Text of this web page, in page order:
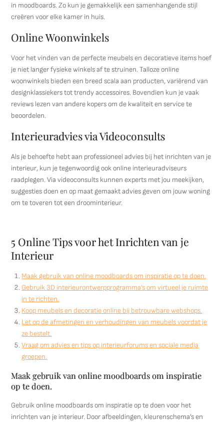
in moodboards. Zo kun je gemakkelijk een samenhangende stijl
creëren voor elke kamer in huis.
Online Woonwinkels
Voor het vinden van de perfecte meubels en decoratieve items hoef
je niet langer fysieke winkels af te struinen. Talloze online
woonwinkels bieden een breed scala aan producten, variërend van
designklassiekers tot trendy accessoires. Bovendien kun je vaak
reviews lezen van andere kopers om de kwaliteit en service te
beoordelen.
Interieuradvies via Videoconsults
Als je behoefte hebt aan professioneel advies bij het inrichten van je
interieur, kun je tegenwoordig ook online interieuradviseurs
raadplegen. Via videoconsults kunnen experts met jou meekijken,
suggesties doen en op maat gemaakt advies geven om jouw woning
om te toveren tot een droominterieur.
5 Online Tips voor het Inrichten van je
Interieur
Maak gebruik van online moodboards om inspiratie op te doen.
Gebruik 3D interieurontwerpprogramma’s om virtueel je ruimte
in te richten.
Koop meubels en decoratie online bij betrouwbare webshops.
Let op de afmetingen en verhoudingen van meubels voordat je
ze bestelt.
Vraag om advies en tips op interieurforums en sociale media
groepen.
Maak gebruik van online moodboards om inspiratie
op te doen.
Gebruik online moodboards om inspiratie op te doen voor het
inrichten van je interieur. Door afbeeldingen, kleurenschema’s en